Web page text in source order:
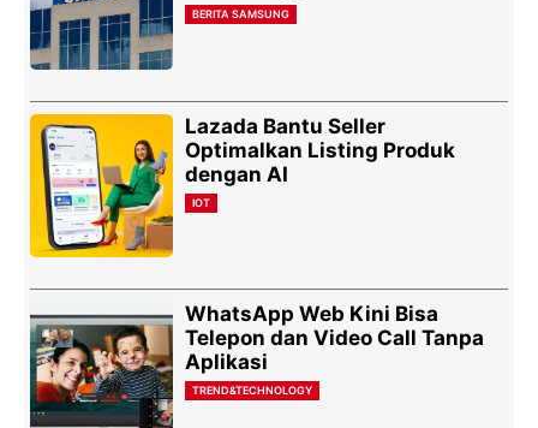
BERITA SAMSUNG
Lazada Bantu Seller
Optimalkan Listing Produk
dengan AI
IOT
WhatsApp Web Kini Bisa
Telepon dan Video Call Tanpa
Aplikasi
TREND&TECHNOLOGY